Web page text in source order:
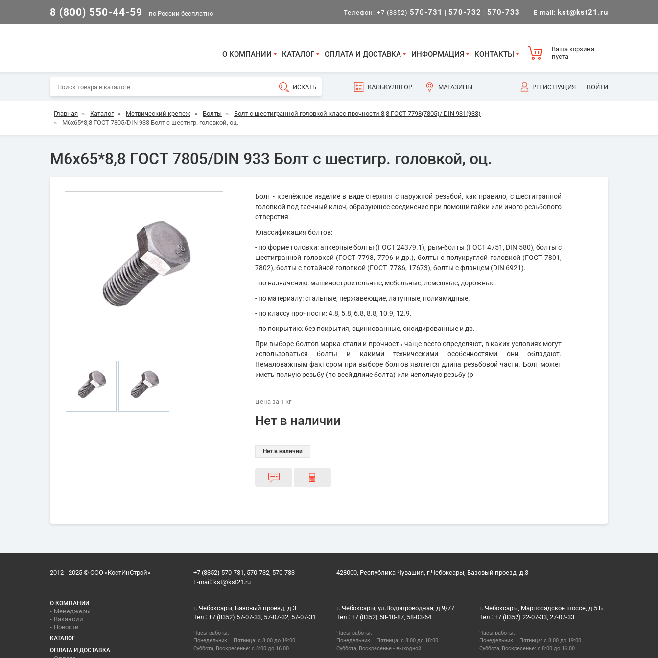
8 (800) 550-44-59 по России бесплатно Телефон: +7 (8352) 570-731 | 570-732 | 570-733 E-mail: kst@kst21.ru
О КОМПАНИИ КАТАЛОГ ОПЛАТА И ДОСТАВКА ИНФОРМАЦИЯ КОНТАКТЫ
Ваша корзина
пуста
КАЛЬКУЛЯТОР МАГАЗИНЫ РЕГИСТРАЦИЯ ВОЙТИ
Главная » Каталог » Метрический крепеж » Болты »
Болт с шестигранной головкой класс прочности 8,8 ГОСТ 7798(7805)/ DIN 931(933)
»
М6х65*8,8 ГОСТ 7805/DIN 933 Болт с шестигр. головкой, оц.
М6х65*8,8 ГОСТ 7805/DIN 933 Болт с шестигр. головкой, оц.
Болт - крепёжное изделие в виде стержня с наружной резьбой, как правило, с шестигранной
головкой под гаечный ключ, образующее соединение при помощи гайки или иного резьбового
отверстия.
Классификация болтов:
- по форме головки: анкерные болты (ГОСТ 24379.1), рым-болты (ГОСТ 4751, DIN 580), болты с
шестигранной головкой (ГОСТ 7798, 7796 и др.), болты с полукруглой головкой (ГОСТ 7801,
7802), болты с потайной головкой (ГОСТ 7786, 17673), болты с фланцем (DIN 6921).
- по назначению: машиностроительные, мебельные, лемешные, дорожные.
- по материалу: стальные, нержавеющие, латунные, полиамидные.
- по классу прочности: 4.8, 5.8, 6.8, 8.8, 10.9, 12.9.
- по покрытию: без покрытия, оцинкованные, оксидированные и др.
При выборе болтов марка стали и прочность чаще всего определяют, в каких условиях могут
использоваться болты и какими техническими особенностями они обладают.
Немаловажным фактором при выборе болтов является длина резьбовой части. Болт может
иметь полную резьбу (по всей длине болта) или неполную резьбу (р
Цена за 1 кг
Нет в наличии
Нет в наличии
2012 - 2025 © ООО «КостИнСтрой»
+7 (8352) 570-731, 570-732, 570-733
E-mail: kst@kst21.ru
428000, Республика Чувашия, г.Чебоксары, Базовый проезд, д.3
О КОМПАНИИ
Менеджеры
Вакансии
Новости
КАТАЛОГ
ОПЛАТА И ДОСТАВКА
г. Чебоксары, Базовый проезд, д.3
Тел.: +7 (8352) 57-07-33, 57-07-32, 57-07-31
Часы работы:
Понедельник – Пятница: с 8:00 до 19:00
Суббота, Воскресенье: с 8:00 до 16:00
г. Чебоксары, ул.Водопроводная, д.9/77
Тел.: +7 (8352) 58-10-87, 58-03-64
Часы работы:
Понедельник – Пятница: с 8:00 до 18:00
Суббота, Воскресенье - выходной
г. Чебоксары, Марпосадское шоссе, д.5 Б
Тел.: +7 (8352) 22-07-33, 27-07-33
Часы работы:
Понедельник – Пятница: с 8:00 до 19:00
Суббота, Воскресенье: с 8:00 до 16:00